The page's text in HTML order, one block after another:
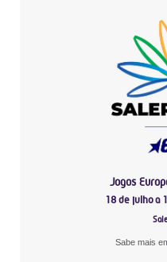
Jogos
18 de julho a
Sabe mais